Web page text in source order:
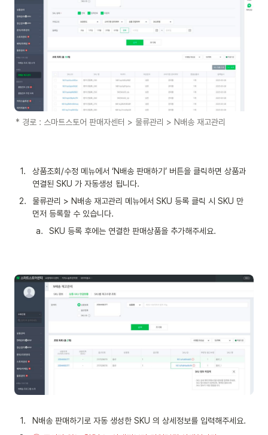
* 경로 : 스마트스토어 판매자센터 > 물류관리 > N배송 재고관리
1.
상품조회/수정 메뉴에서 ‘N배송 판매하기’ 버튼을 클릭하면 상품과
연결된 SKU 가 자동생성 됩니다.
2.
물류관리 > N배송 재고관리 메뉴에서 SKU 등록 클릭 시 SKU 만
먼저 등록할 수 있습니다.
a. SKU 등록 후에는 연결한 판매상품을 추가해주세요.
1.
N배송 판매하기로 자동 생성한 SKU 의 상세정보를 입력해주세요.